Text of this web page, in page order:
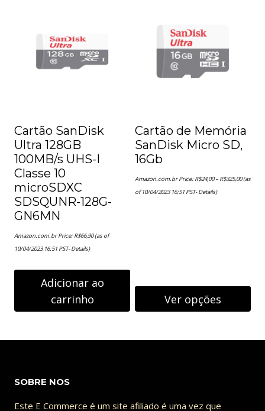
Cartão SanDisk
Ultra 128GB
100MB/s UHS-I
Classe 10
microSDXC
SDSQUNR-128G-
GN6MN
Amazon.com.br Price: R$66,90(as of
10/04/2023 16:51 PST-Details)
Adicionar ao
carrinho
Cartão de Memória
SanDisk Micro SD,
16Gb
Amazon.com.br Price: R$24,00 – R$325,00de
(as
of 10/04/2023 16:51 PST-Details)
Ver opções
produto
SOBRE NOS
Este E Commerce é um site afiliado é uma vez que